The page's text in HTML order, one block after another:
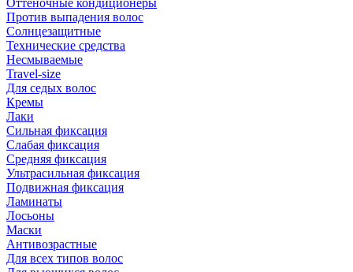
Оттеночные кондиционеры
Против выпадения волос
Солнцезащитные
Технические средства
Несмываемые
Travel-size
Для седых волос
Кремы
Лаки
Сильная фиксация
Слабая фиксация
Средняя фиксация
Ультрасильная фиксация
Подвижная фиксация
Ламинаты
Лосьоны
Маски
Антивозрастные
Для всех типов волос